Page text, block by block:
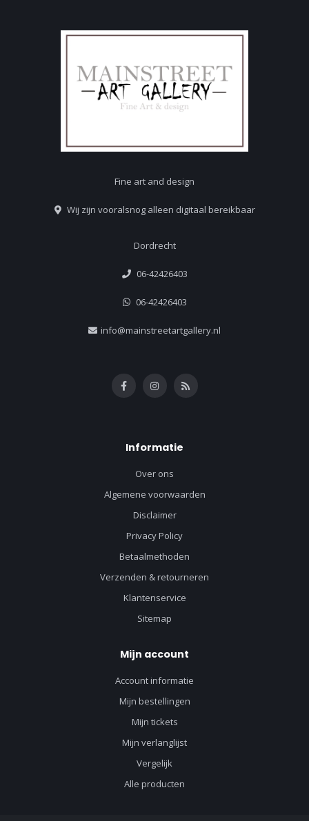
Fine art and design
Wij zijn vooralsnog alleen digitaal bereikbaar
Dordrecht
06-42426403
06-42426403
info@mainstreetartgallery.nl
Informatie
Over ons
Algemene voorwaarden
Disclaimer
Privacy Policy
Betaalmethoden
Verzenden & retourneren
Klantenservice
Sitemap
Mijn account
Account informatie
Mijn bestellingen
Mijn tickets
Mijn verlanglijst
Vergelijk
Alle producten